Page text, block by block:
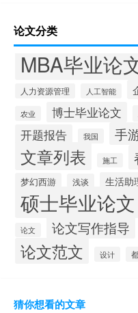
论文分类
MBA毕业论
人力资源管理
人工智能
农业 博士毕业论文
开题报告 我国 手
文章列表 施工
梦幻西游 浅谈 生活助
硕士毕业论文
论文 论文写作指导
论文范文 设计
猜你想看的文章